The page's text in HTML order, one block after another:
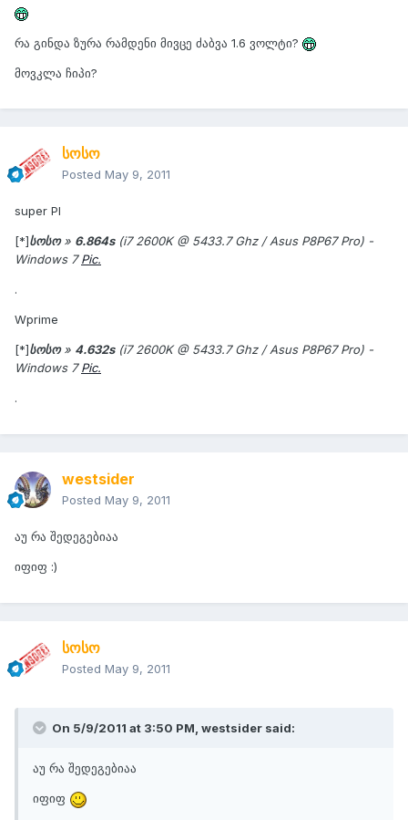
რა გინდა ზურა რამდენი მივცე ძაბვა 1.6 ვოლტი?
მოვკლა ჩიპი?
სოსო
Posted May 9, 2011
super PI
[*]სოსო» 6.864s(i7 2600K @ 5433.7 Ghz / Asus P8P67 Pro) -
Windows 7Pic.
.
Wprime
[*]სოსო» 4.632s(i7 2600K @ 5433.7 Ghz / Asus P8P67 Pro) -
Windows 7Pic.
.
westsider
Posted May 9, 2011
აუ რა შედეგებიაა
იფიფ :)
სოსო
Posted May 9, 2011
On 5/9/2011 at 3:50 PM, westsider said:
აუ რა შედეგებიაა
იფიფ